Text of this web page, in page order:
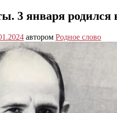
3 января
автором Родное слово